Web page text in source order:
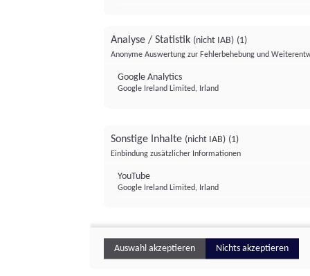
Analyse / Statistik (nicht IAB) (1)
Anonyme Auswertung zur Fehlerbehebung und
Google Analytics
Google Ireland Limited, Irland
Sonstige Inhalte (nicht IAB) (1)
Einbindung zusätzlicher Informationen
YouTube
Google Ireland Limited, Irland
Auswahl akzeptieren Nichts akzeptieren